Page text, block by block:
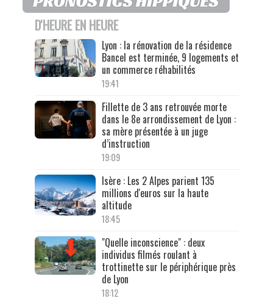
D'HEURE EN HEURE
Lyon : la rénovation de la résidence
Bancel est terminée, 9 logements et
un commerce réhabilités
19:41
Fillette de 3 ans retrouvée morte
dans le 8e arrondissement de Lyon :
sa mère présentée à un juge
d’instruction
19:09
Isère : Les 2 Alpes parient 135
millions d'euros sur la haute
altitude
18:45
"Quelle inconscience" : deux
individus filmés roulant à
trottinette sur le périphérique près
de Lyon
18:12